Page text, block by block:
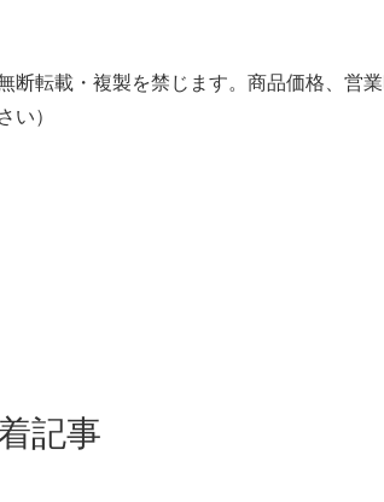
断転載・複製を禁じます。商品価格、営
い）
記事